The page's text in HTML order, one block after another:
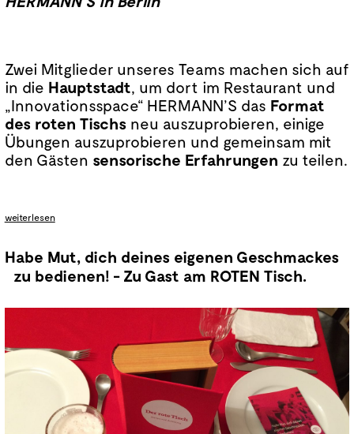
Zwei Mitglieder unseres Teams machen sich auf
in die Hauptstadt, um dort im Restaurant und
„Innovationsspace“ HERMANN’S das Format
des roten Tischs neu auszuprobieren, einige
Übungen auszuprobieren und gemeinsam mit
den Gästen sensorische Erfahrungen zu teilen.
weiterlesen
Habe Mut, dich deines eigenen Geschmackes
zu bedienen! - Zu Gast am ROTEN Tisch.